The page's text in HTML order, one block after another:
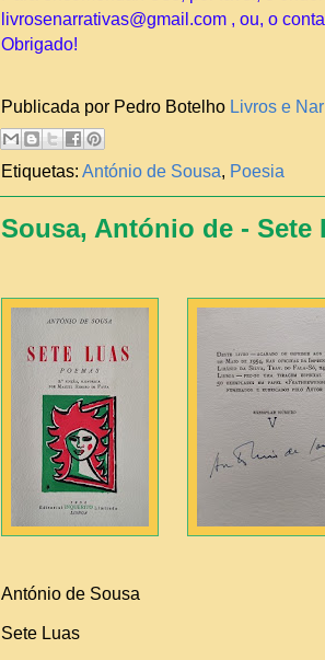
livrosenarrativas@gmail.com , ou, o
Obrigado!
Publicada por Pedro Botelho Livros e
Etiquetas: António de Sousa Poesia
Sousa, António de - Sete
António de Sousa
Sete Luas